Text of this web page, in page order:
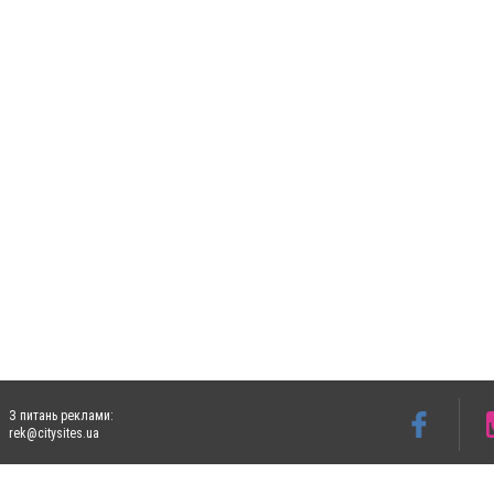
З питань реклами:
rek@citysites.ua